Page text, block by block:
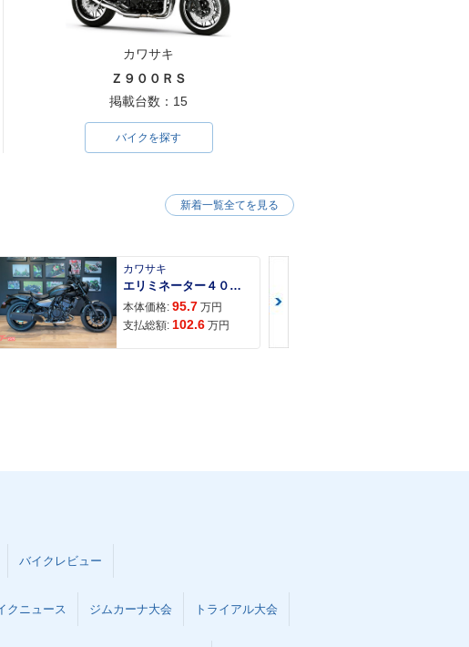
カワサキ
Ｚ９００ＲＳ
掲載台数：15
バイクを探す
カワサキ
エリミネーター４００ＳＥ
本体価格: 95.7 万円
支払総額: 102.6 万円
新着一覧全てを見る
バイクレビュー
クニュース ジムカーナ大会 トライアル大会